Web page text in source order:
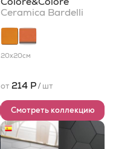
Ceramica Bardelli
20x20см
от 214 Р/ шт
Смотреть коллекцию